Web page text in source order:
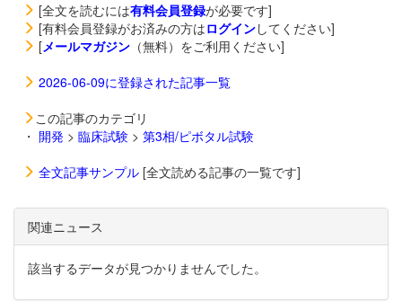
[全文を読むには有料会員登録が必要です]
[有料会員登録がお済みの方はログインしてください]
[メールマガジン （無料）をご利用ください]
2026-06-09に登録された記事一覧
この記事のカテゴリ
・ 開発 > 臨床試験 > 第3相/ピボタル試験
全文記事サンプル [全文読める記事の一覧です]
関連ニュース
該当するデータが見つかりませんでした。